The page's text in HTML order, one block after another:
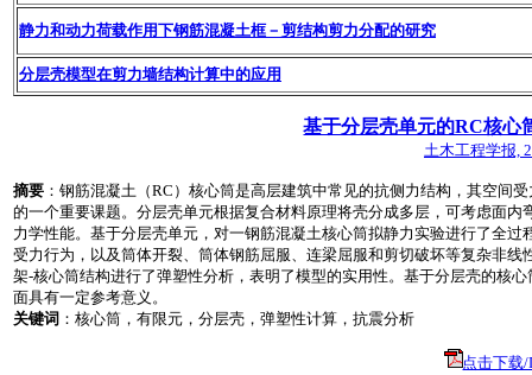
静力和动力荷载作用下钢筋混凝土框－剪结构剪力分配的研究
分层壳模型在剪力墙结构计算中的应用
基于分层壳单元的RC核心
土木工程学报,
摘要 ：钢筋混凝土（RC）核心筒是高层建筑中常见的抗侧力结构，其空间
的一个重要课题。分层壳单元根据复合材料原理将壳分成多层，可考虑面
力学性能。基于分层壳单元，对一钢筋混凝土核心筒拟静力实验进行了全
受力行为，以及筒体开裂、筒体钢筋屈服、连梁屈服和剪切破坏等复杂非
架-核心筒结构进行了弹塑性分析，表明了模型的实用性。基于分层壳的核
面具有一定参考意义。
关键词 ：核心筒，有限元，分层壳，弹塑性计算，抗震分析
点击下载/